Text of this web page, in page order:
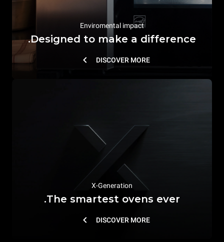
Enviromental impact
Designed to make a difference.
DISCOVER MORE
X-Generation
The smartest ovens ever.
DISCOVER MORE